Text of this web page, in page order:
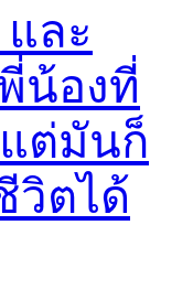
ละ
น้องที่
แต่มันก็
วิตได้